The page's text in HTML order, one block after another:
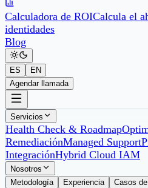
Calculadora de ROICalcula el
identidades
Blog
ES
EN
Agendar llamada
Servicios
Health Check & Roadmap
RemediaciónManaged Support
IntegraciónHybrid Cloud IAM
Nosotros
Metodología
Experiencia
Casos